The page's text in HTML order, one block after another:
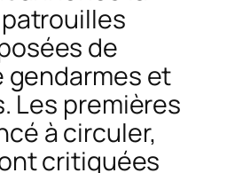
de
gendarmes et
Les premières
à circuler,
critiquées